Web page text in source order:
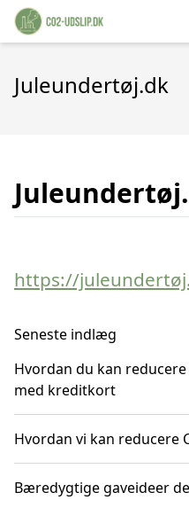
Juleundertøj.dk
https://
Seneste indlæg
Hvordan du kan
med kreditkort
Hvordan vi kan reducere
Bæredygtige gaveideer